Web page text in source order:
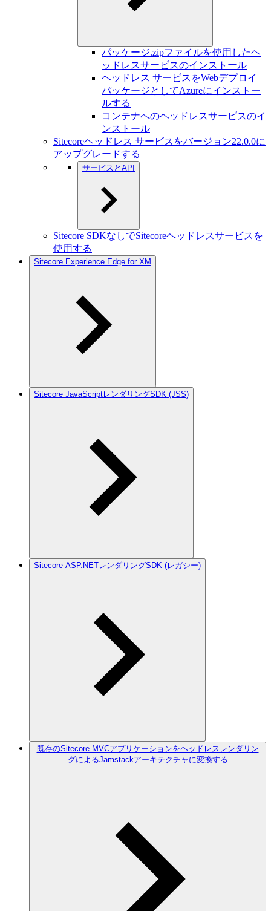
パッケージ.zipファイルを使用したヘ
ッドレスサービスのインストール
ヘッドレス サービスをWebデプロイ
パッケージとしてAzureにインストー
ルする
コンテナへのヘッドレスサービスのイ
ンストール
Sitecoreヘッドレス サービスをバージョン22.0.0に
アップグレードする
サービスとAPI
Sitecore SDKなしでSitecoreヘッドレスサービスを
使用する
Sitecore Experience Edge for XM
Sitecore JavaScriptレンダリングSDK (JSS)
Sitecore ASP.NETレンダリングSDK (レガシー)
既存のSitecore MVCアプリケーションをヘッドレスレンダリン
グによるJamstackアーキテクチャに変換する